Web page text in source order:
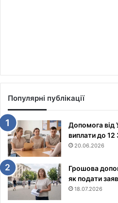
Популярні публікації
Допомога від
виплати до 12
20.06.2026
Грошова
як подати
18.07.2026